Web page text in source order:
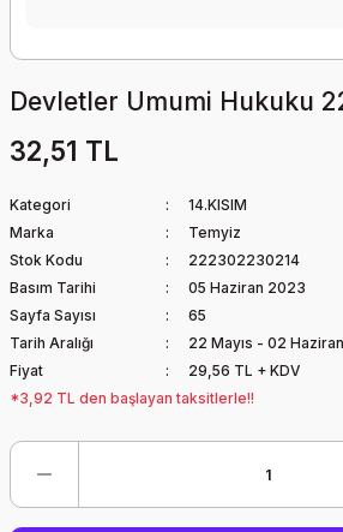
Devletler Umumi Hukuku
32,51 TL
Kategori
14.KISIM
Marka
Temyiz
Stok Kodu
222302230214
Basım Tarihi
05 Haziran 2023
Sayfa Sayısı
65
Tarih Aralığı
22 Mayıs - 02 Haziran
Fiyat
29,56 TL + KDV
*3,92 TL den başlayan taksitlerle!!